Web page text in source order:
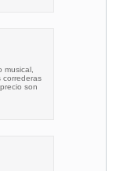
correderas
son